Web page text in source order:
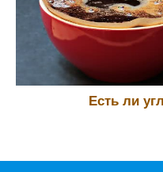
Есть ли